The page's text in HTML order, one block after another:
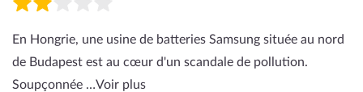
En Hongrie, une usine de batteries Samsung située au nord
de Budapest est au cœur d'un scandale de pollution.
Soupçonnée …Voir plus